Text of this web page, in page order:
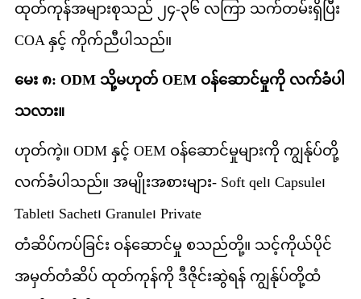
ထုတ်ကုန်အများစုသည် ၂၄-၃၆ လကြာ သက်တမ်းရှိပြီး
COA နှင့် ကိုက်ညီပါသည်။
မေး ၈: ODM သို့မဟုတ် OEM ဝန်ဆောင်မှုကို လက်ခံပါ
သလား။
ဟုတ်ကဲ့။ ODM နှင့် OEM ဝန်ဆောင်မှုများကို ကျွန်ုပ်တို့
လက်ခံပါသည်။ အမျိုးအစားများ- Soft qel၊ Capsule၊
Tablet၊ Sachet၊ Granule၊ Private
တံဆိပ်ကပ်ခြင်း ဝန်ဆောင်မှု စသည်တို့။ သင့်ကိုယ်ပိုင်
အမှတ်တံဆိပ် ထုတ်ကုန်ကို ဒီဇိုင်းဆွဲရန် ကျွန်ုပ်တို့ထံ